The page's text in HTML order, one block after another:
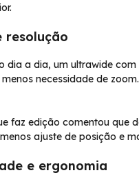
resolução
dia a dia, um ultrawide
necessidade de
faz edição comentou que
ajuste de posição e
e ergonomia